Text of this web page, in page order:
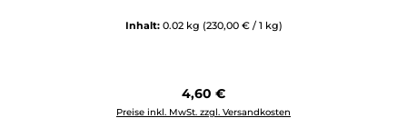
Inhalt: 0.02 kg (230,00 € / 1 kg)
Regulärer Preis:
4,60 €
Preise inkl. MwSt. zzgl. Versandkosten